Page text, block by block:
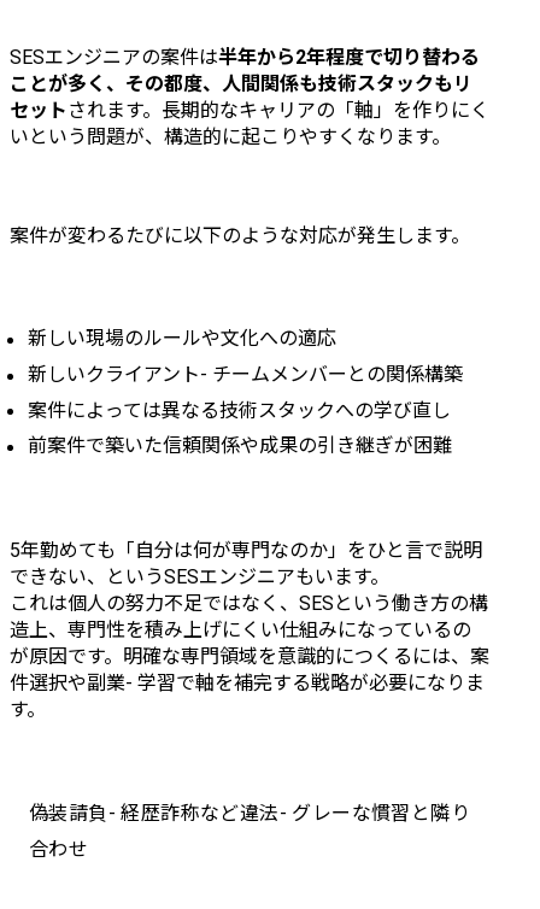
SESエンジニアの案件は半年から2年程度で切り替わる
ことが多く、その都度、人間関係も技術スタックもリ
セット されます。長期的なキャリアの「軸」を作りにく
いという問題が、構造的に起こりやすくなります。
案件が変わるたびに以下のような対応が発生します。
新しい現場のルールや文化への適応
新しいクライアント- チームメンバーとの関係構築
案件によっては異なる技術スタックへの学び直し
前案件で築いた信頼関係や成果の引き継ぎが困難
5年勤めても「自分は何が専門なのか」をひと言で説明
できない、というSESエンジニアもいます。
これは個人の努力不足ではなく、SESという働き方の構
造上、専門性を積み上げにくい仕組みになっているの
が原因です。明確な専門領域を意識的につくるには、案
件選択や副業- 学習で軸を補完する戦略が必要になりま
す。
偽装請負- 経歴詐称など違法- グレーな慣習と隣り
合わせ